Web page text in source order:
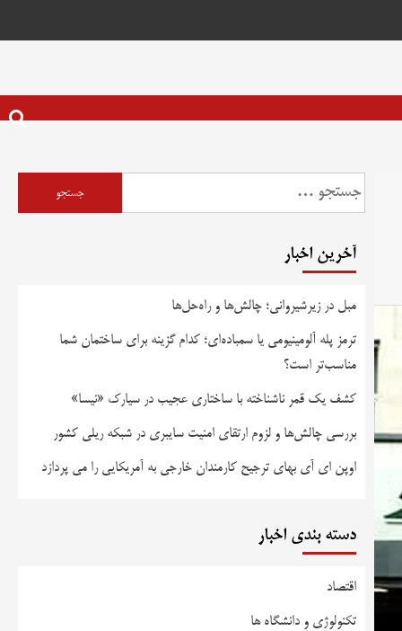
آخرین اخبار
مبل در زیرشیروانی؛ چالش‌ها و راه‌حل‌ها
ترمز پله آلومینیومی یا سمباده‌ای؛ کدام گزینه برای ساختمان شما
مناسب‌تر است؟
کشف یک قمر ناشناخته با ساختاری عجیب در سیارک «نیسا»
بررسی چالش‌ها و لزوم ارتقای امنیت سایبری در شبکه ریلی کشور
اوپن ای آی بهای ترجیح کارمندان خارجی به آمریکایی را می پردازد
دسته بندی اخبار
اقتصاد
تکنولوژی و دانشگاه ها